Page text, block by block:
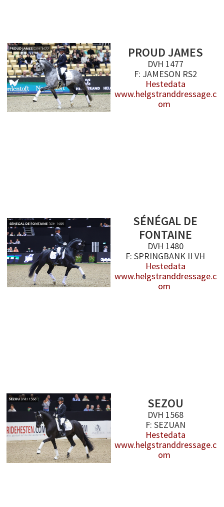
PROUD JAMES
DVH 1477
F: JAMESON RS2
Hestedata
www.helgstranddressage.c
om
SÉNÉGAL DE
FONTAINE
DVH 1480
F: SPRINGBANK II VH
Hestedata
www.helgstranddressage.c
om
SEZOU
DVH 1568
F: SEZUAN
Hestedata
www.helgstranddressage.c
om